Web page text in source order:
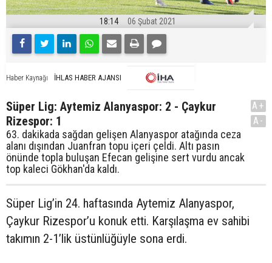
18:14 06 Şubat 2021
Haber Kaynağı İHLAS HABER AJANSI
Süper Lig: Aytemiz Alanyaspor: 2 - Çaykur
Rizespor: 1
63. dakikada sağdan gelişen Alanyaspor atağında ceza
alanı dışından Juanfran topu içeri çeldi. Altı pasın
önünde topla buluşan Efecan gelişine sert vurdu ancak
top kaleci Gökhan'da kaldı.
A+
A-
Süper Lig’in 24. haftasında Aytemiz Alanyaspor,
Çaykur Rizespor’u konuk etti. Karşılaşma ev sahibi
takımın 2-1’lik üstünlüğüyle sona erdi.